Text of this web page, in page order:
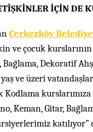
İÇİN DE
Çerkezköy
ve çocuk
Dekoratif
ve üzeri
Kodlama
Keman, Gitar,
katılıyor”